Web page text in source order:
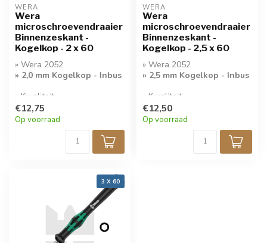
WERA
Wera
microschroevendraaier
Binnenzeskant -
Kogelkop - 2 x 60
» Wera 2052
» 2,0 mm Kogelkop - Inbus
» Kwaliteit
Microschroevendraaier
€12,75
Op voorraad
WERA
Wera
microschroevendraaier
Binnenzeskant -
Kogelkop - 2,5 x 60
» Wera 2052
» 2,5 mm Kogelkop - Inbus
» Kwaliteit
Microschroevendraaier
€12,50
Op voorraad
3 X 60